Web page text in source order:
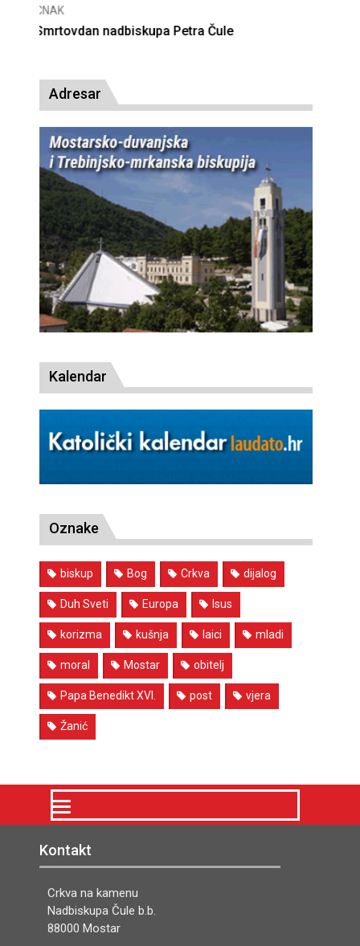
CNAK
Deseta obljetnica poništenja komunističke
Adresar
Kalendar
Oznake
biskup Bog Crkva dijalog
Duh Sveti Europa Isus
korizma kušnja laici mladi
moral Mostar obitelj
Papa Benedikt XVI. post vjera
Žanić
Kontakt
Crkva na kamenu
Nadbiskupa Čule b.b.
88000 Mostar